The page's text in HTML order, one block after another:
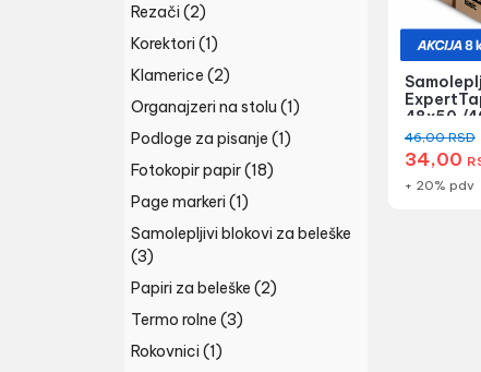
Rezači (2)
Korektori (1)
Klamerice (2)
Organajzeri na stolu (1)
Podloge za pisanje (1)
Fotokopir papir(18)
Page markeri (1)
Samolepljivi blokovi za beleške
(3)
Papiri za beleške (2)
Termo rolne (3)
Rokovnici (1)
48x50 /
mat - 8
46,00RSD
34,00
+ 20% pdv